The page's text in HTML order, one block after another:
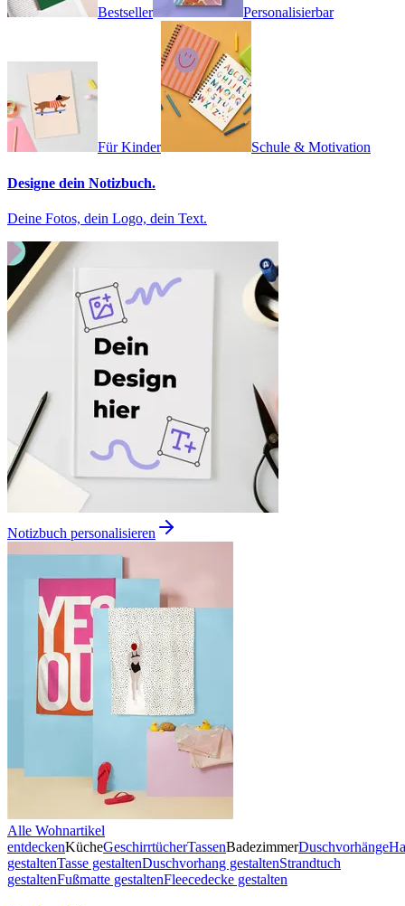
Bestseller Personalisierbar
Für Kinder Schule & Motivation
Designe dein Notizbuch.
Deine Fotos, dein Logo, dein Text.
Notizbuch personalisieren
Alle Wohnartikel
entdeckenKücheGeschirrtücherTassenBadezimmerDuschvorhänge
gestaltenTasse gestaltenDuschvorhang gestaltenStrandtuch
gestaltenFußmatte gestaltenFleecedecke gestalten